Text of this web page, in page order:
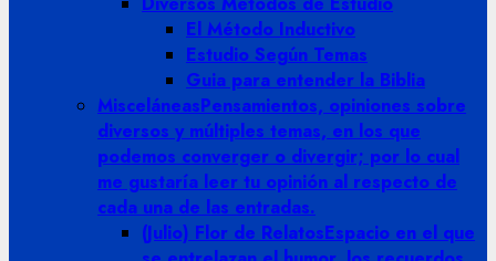
El Método Inductivo
Estudio Según Temas
Guia para entender la Biblia
MisceláneasPensamientos, opiniones sobre
diversos y múltiples temas, en los que
podemos converger o divergir; por lo cual
me gustaría leer tu opinión al respecto de
cada una de las entradas.
(Julio) Flor de RelatosEspacio en el que